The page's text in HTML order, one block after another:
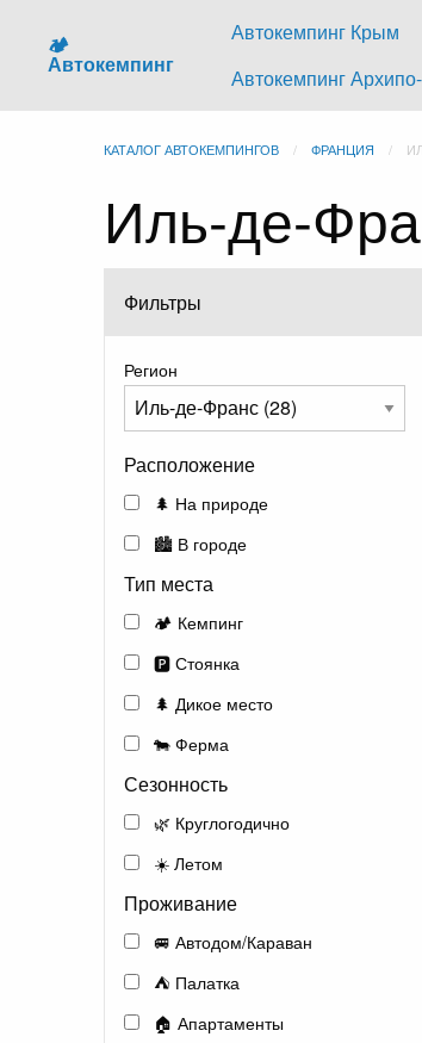
🏕️
Автокемпинг
Автокемпинг Крым
Автокемпинг
КАТАЛОГ АВТОКЕМПИНГОВ ФРАНЦИЯ
Иль-де-
Фильтры
Регион
Расположение
🌲 На природе
🏙️ В городе
Тип места
🏕️ Кемпинг
🅿️ Стоянка
🌲 Дикое место
🐄 Ферма
Сезонность
🌿 Круглогодично
☀️ Летом
Проживание
🚐 Автодом/Караван
⛺ Палатка
🏠 Апартаменты